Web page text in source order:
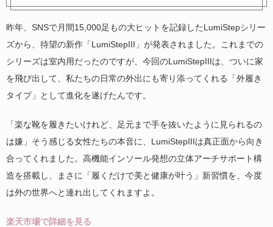
昨年、SNSで月間15,000足もの大ヒットを記録したLumiStepシリー
ズから、待望の新作「LumiStepIII」が発表されました。これまでの
シリーズは室内用だったのですが、今回のLumiStepIIIは、ついに家
を飛び出して、私たちの日常の外出にも寄り添ってくれる「外履き
タイプ」として進化を遂げたんです。
「楽な靴を履きたいけれど、足元まで手を抜いたように見られるの
は嫌」そう感じる女性たちの本音に、LumiStepIIIは真正面から向き
合ってくれました。高機能インソール発想の立体アーチサポート構
造を搭載し、まさに「履くだけで美と健康が叶う」新習慣を、今度
は外の世界へと連れ出してくれますよ。
楽天市場で詳細を見る